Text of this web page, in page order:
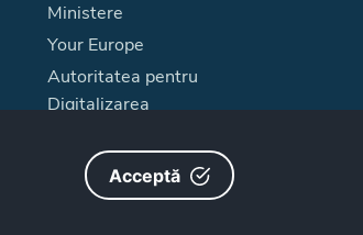
Ministere
Your Europe
Autoritatea pentru
Digitalizarea
Harta siteAcceptă